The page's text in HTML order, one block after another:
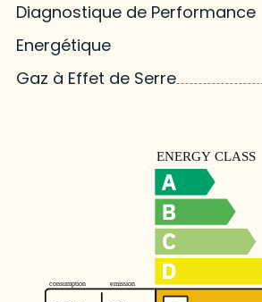
Diagnostique de Performance
Energétique
Gaz à Effet de Serre